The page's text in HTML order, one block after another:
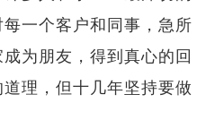
一个客户和同事，急所
为朋友，得到真心的回
理，但十几年坚持要做